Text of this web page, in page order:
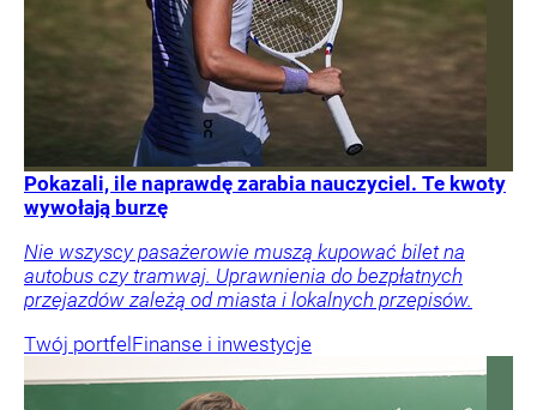
Pokazali, ile naprawdę zarabia nauczyciel. Te kwoty
wywołają burzę
Nie wszyscy pasażerowie muszą kupować bilet na
autobus czy tramwaj. Uprawnienia do bezpłatnych
przejazdów zależą od miasta i lokalnych przepisów.
Twój portfelFinanse i inwestycje